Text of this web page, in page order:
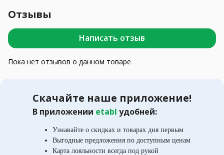
Отзывы
Написать отзыв
Пока нет отзывов о данном товаре
Скачайте наше приложение!
В приложении etabl удобней:
Узнавайте о скидках и товарах дня первым
Выгодные предложения по доступным ценам
Карта лояльности всегда под рукой